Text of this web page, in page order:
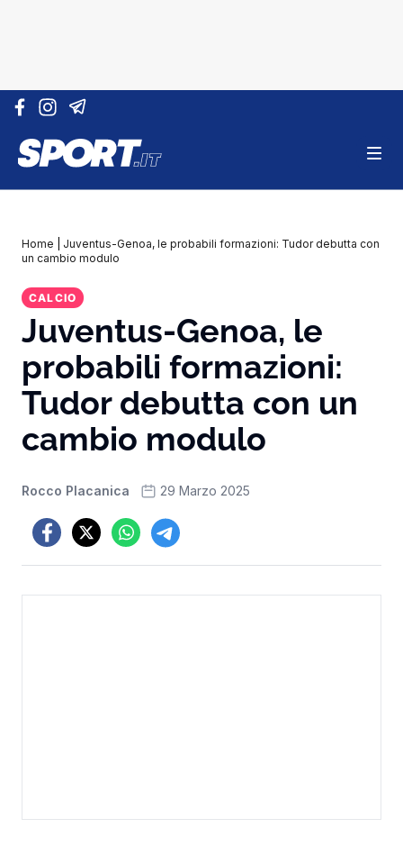
Vai al contenuto
Home
Juventus-Genoa, le probabili formazioni: Tudor debutta con
un cambio modulo
CALCIO
Juventus-Genoa, le
probabili formazioni:
Tudor debutta con un
cambio modulo
Rocco Placanica 29 Marzo 2025